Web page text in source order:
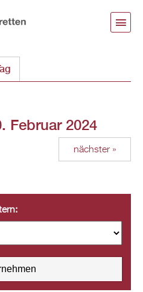
Februar 2024
nächster »